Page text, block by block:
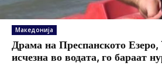
Македонија
Драма на Преспанското
исчезна во водата, го бараат